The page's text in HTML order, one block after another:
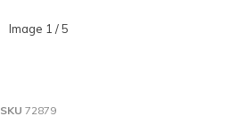
Image 1 / 5
SKU 72879